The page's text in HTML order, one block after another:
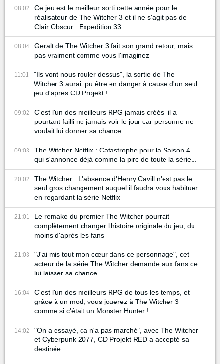
08:02
Ce jeu est le meilleur sorti cette année pour le
réalisateur de The Witcher 3 et il ne s'agit pas de
Clair Obscur : Expedition 33
08:04
Geralt de The Witcher 3 fait son grand retour, mais
pas vraiment comme vous l'imaginez
11:01
"Ils vont nous rouler dessus", la sortie de The
Witcher 3 aurait pu être en danger à cause d'un seul
jeu d'après CD Projekt !
09:02
C'est l'un des meilleurs RPG jamais créés, il a
pourtant failli ne jamais voir le jour car personne ne
voulait lui donner sa chance
09:03
The Witcher Netflix : Catastrophe pour la Saison 4
qui s'annonce déjà comme la pire de toute la série...
20:02
The Witcher : L'absence d'Henry Cavill n'est pas le
seul gros changement auquel il faudra vous habituer
en regardant la série Netflix
21:01
Le remake du premier The Witcher pourrait
complètement changer l'histoire originale du jeu, du
moins d'après les fans
21:03
"J'ai mis tout mon cœur dans ce personnage", cet
acteur de la série The Witcher demande aux fans de
lui laisser sa chance...
16:04
C'est l'un des meilleurs RPG de tous les temps, et
grâce à un mod, vous jouerez à The Witcher 3
comme si c'était un Monster Hunter !
14:02
"On a essayé, ça n'a pas marché", avec The Witcher
et Cyberpunk 2077, CD Projekt RED a accepté sa
destinée